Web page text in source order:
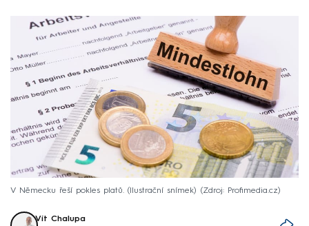
V Německu řeší pokles platů. (Ilustrační snímek) Zdroj: Profimedia.cz
Vít Chalupa